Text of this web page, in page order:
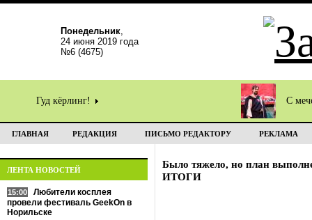
Понедельник,
24 июня 2019 года
№6 (4675)
Гуд кёрлинг! С
ГЛАВНАЯ РЕДАКЦИЯ ПИСЬМО РЕДАКТОРУ РЕКЛАМА
ЛЕНТА НОВОСТЕЙ
15:00
Любители косплея
провели фестиваль GeekOn в
Норильске
Было тяжело, но план
ИТОГИ